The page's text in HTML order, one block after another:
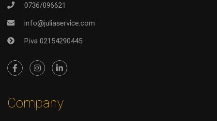
0736/096621
info@juliaservice.com
P.iva 02154290445
Company